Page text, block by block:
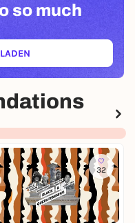
so much
IN NEUEM TAB)
32